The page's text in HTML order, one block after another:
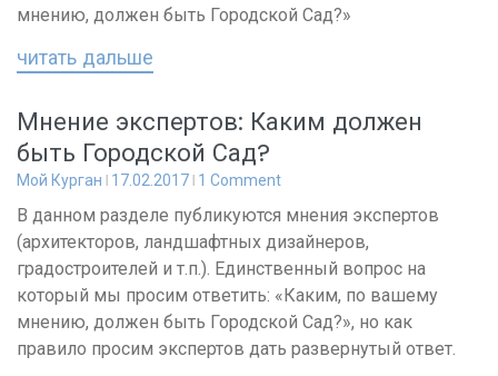
мнению, должен быть Городской Сад?»
читать дальше
Мнение экспертов: Каким должен
быть Городской Сад?
Мой Курган 17.02.2017 1 Comment
В данном разделе публикуются мнения экспертов
(архитекторов, ландшафтных дизайнеров,
градостроителей и т.п.). Единственный вопрос на
который мы просим ответить: «Каким, по вашему
мнению, должен быть Городской Сад?», но как
правило просим экспертов дать развернутый ответ.